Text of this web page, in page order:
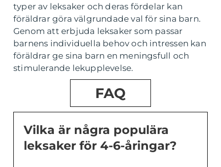
typer av leksaker och deras fördelar kan
föräldrar göra välgrundade val för sina barn.
Genom att erbjuda leksaker som passar
barnens individuella behov och intressen kan
föräldrar ge sina barn en meningsfull och
stimulerande lekupplevelse.
FAQ
Vilka är några populära
leksaker för 4-6-åringar?